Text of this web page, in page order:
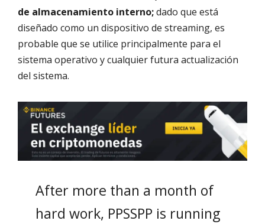
de almacenamiento interno;dado que está
diseñado como un dispositivo de streaming, es
probable que se utilice principalmente para el
sistema operativo y cualquier futura actualización
del sistema.
After more than a month of
hard work, PPSSPP is running